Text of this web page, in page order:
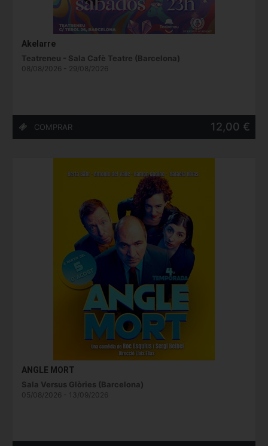
Akelarre
Teatreneu - Sala Cafè Teatre (Barcelona)
08/08/2026 - 29/08/2026
12,00 €
ANGLE MORT
Sala Versus Glòries (Barcelona)
05/08/2026 - 13/09/2026